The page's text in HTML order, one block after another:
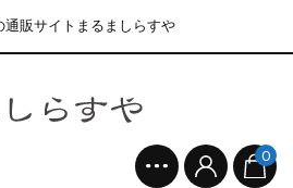
販サイトまるましらすや
0